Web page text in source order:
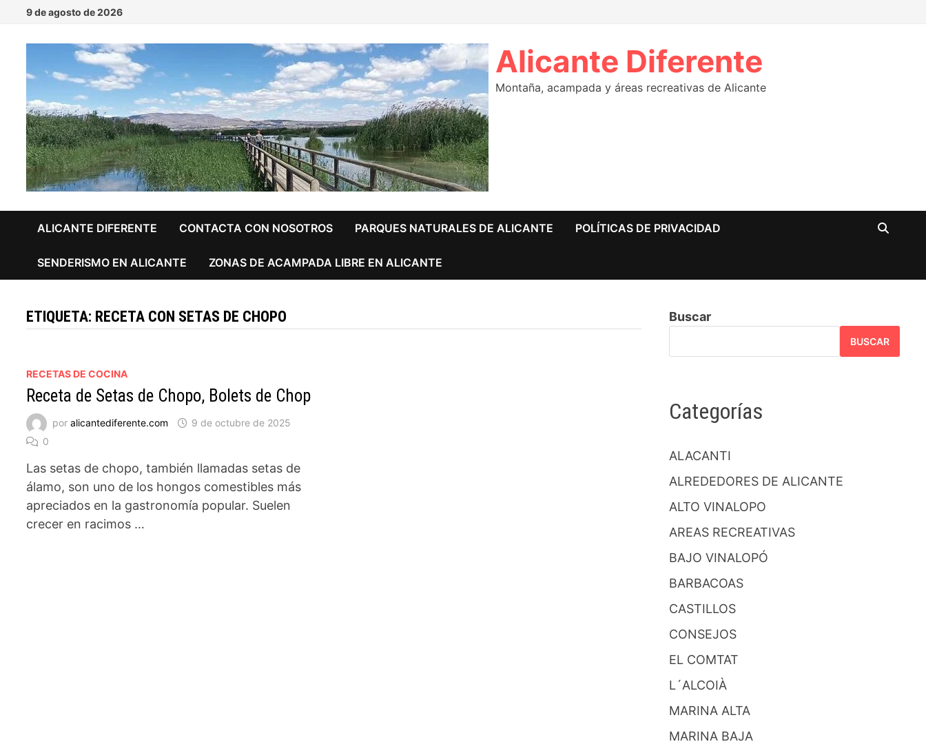
Saltar
contenido
9 de agosto de 2026
Alicante Diferente
Montaña, acampada y áreas recreativas de Alicante
ALICANTE DIFERENTE CONTACTA CON NOSOTROS PARQUES NATURALES DE ALICANTE POLÍTICAS DE PRIVACIDAD
SENDERISMO EN ALICANTE ZONAS DE ACAMPADA LIBRE EN ALICANTE
ETIQUETA: RECETA CON SETAS DE CHOPO
RECETAS DE COCINA
Receta de Setas de Chopo, Bolets de Chop
poralicantediferente.com
9 de octubre de 2025
0
Las setas de chopo, también llamadas setas de
álamo, son uno de los hongos comestibles más
apreciados en la gastronomía popular. Suelen
crecer en racimos …
Buscar
BUSCAR
Categorías
ALACANTI
ALREDEDORES DE ALICANTE
ALTO VINALOPO
AREAS RECREATIVAS
BAJO VINALOPÓ
BARBACOAS
CASTILLOS
CONSEJOS
EL COMTAT
L´ALCOIÀ
MARINA ALTA
MARINA BAJA